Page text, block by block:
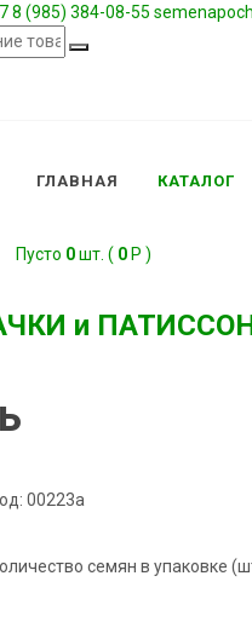
8 (985) 384-08-55
ГЛАВНАЯ КАТАЛОГ
Пусто 0шт. ( 0 Р )
и
00223а
семян в упаковке